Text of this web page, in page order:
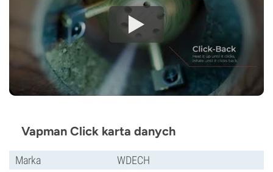
Vapman Click karta danych
Marka
WDECH